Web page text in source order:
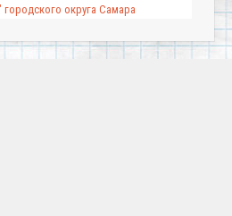
округа Самара